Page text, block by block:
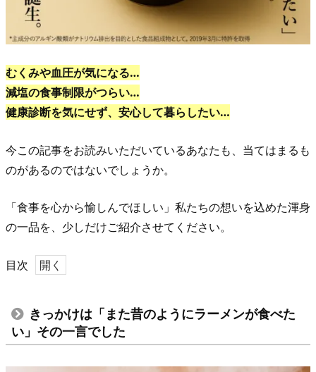
むくみや血圧が気になる…
減塩の食事制限がつらい…
健康診断を気にせず、安心して暮らしたい…
今この記事をお読みいただいているあなたも、当てはまるも
のがあるのではないでしょうか。
「食事を心から愉しんでほしい」私たちの想いを込めた渾身
の一品を、少しだけご紹介させてください。
目次
っ
か
け
きっかけは「また昔のようにラーメンが食べた
い」その一言でした